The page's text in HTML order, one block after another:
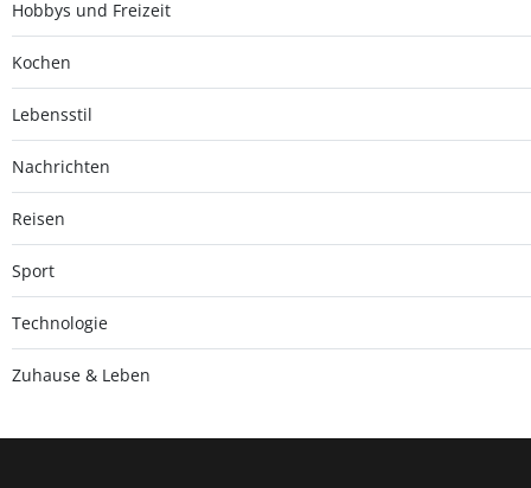
Hobbys und Freizeit
Kochen
Lebensstil
Nachrichten
Reisen
Sport
Technologie
Zuhause & Leben